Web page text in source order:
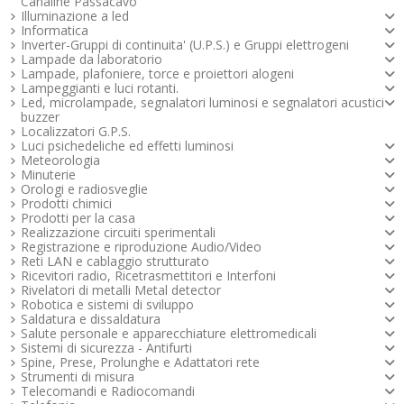
Illuminazione a led
Informatica
Inverter-Gruppi di continuita' (U.P.S.) e Gruppi elettrogeni
Lampade da laboratorio
Lampade, plafoniere, torce e proiettori alogeni
Lampeggianti e luci rotanti.
Led, microlampade, segnalatori luminosi e segnalatori acustici -
buzzer
Localizzatori G.P.S.
Luci psichedeliche ed effetti luminosi
Meteorologia
Minuterie
Orologi e radiosveglie
Prodotti chimici
Prodotti per la casa
Realizzazione circuiti sperimentali
Registrazione e riproduzione Audio/Video
Reti LAN e cablaggio strutturato
Ricevitori radio, Ricetrasmettitori e Interfoni
Rivelatori di metalli Metal detector
Robotica e sistemi di sviluppo
Saldatura e dissaldatura
Salute personale e apparecchiature elettromedicali
Sistemi di sicurezza - Antifurti
Spine, Prese, Prolunghe e Adattatori rete
Strumenti di misura
Telecomandi e Radiocomandi